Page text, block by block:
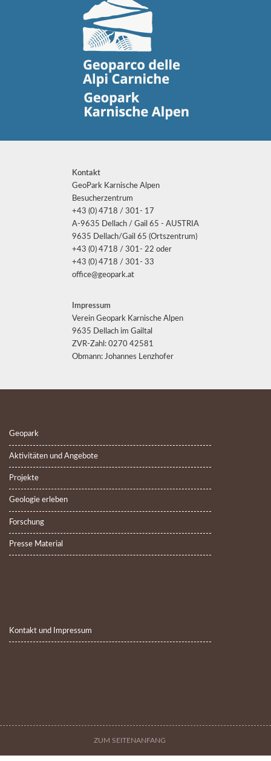
Kontakt
GeoPark Karnische Alpen
Besucherzentrum
+43 (0) 4718 / 301- 17
A-9635 Dellach / Gail 65 - AUSTRIA
9635 Dellach/Gail 65 (Ortszentrum)
+43 (0) 4718 / 301- 22 oder
+43 (0) 4718 / 301- 33
office@geopark.at
Impressum
Verein Geopark Karnische Alpen
9635 Dellach im Gailtal
ZVR-Zahl: 0270 42581
Obmann: Johannes Lenzhofer
Geopark
Aktivitäten und Angebote
Projekte
Geologie erleben
Forschung
Presse Material
Kontakt und Impressum
ZUM SEITENANFANG